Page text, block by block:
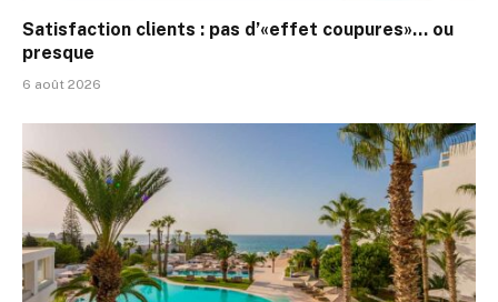
Satisfaction clients : pas d’«effet coupures»… ou
presque
6 août 2026